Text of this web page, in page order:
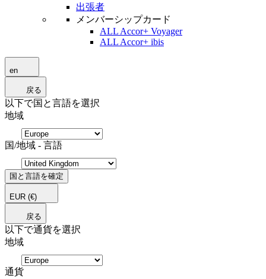
出張者
メンバーシップカード
ALL Accor+ Voyager
ALL Accor+ ibis
en
戻る
以下で国と言語を選択
地域
国/地域 - 言語
国と言語を確定
EUR (€)
戻る
以下で通貨を選択
地域
通貨